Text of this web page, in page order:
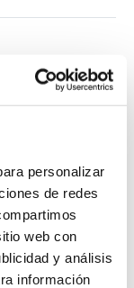
personalizar
de redes
web con
y análisis
información